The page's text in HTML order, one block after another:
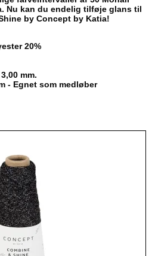
Nu kan du endelig tilføje glans til
by Concept by Katia!
20%
mm.
- Egnet som medløber